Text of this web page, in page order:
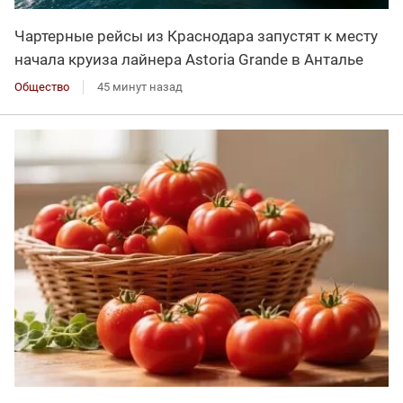
Чартерные рейсы из Краснодара запустят к месту
начала круиза лайнера Astoria Grande в Анталье
Общество 45 минут назад